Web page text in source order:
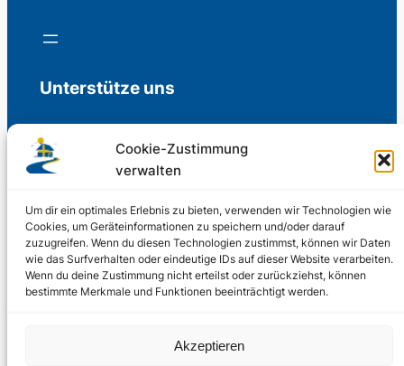
Cookie-Zustimmung
verwalten
Um dir ein optimales Erlebnis zu bieten, verwenden wir Technologien wie
Cookies, um Geräteinformationen zu speichern und/oder darauf
zuzugreifen. Wenn du diesen Technologien zustimmst, können wir Daten
wie das Surfverhalten oder eindeutige IDs auf dieser Website verarbeiten.
Wenn du deine Zustimmung nicht erteilst oder zurückziehst, können
bestimmte Merkmale und Funktionen beeinträchtigt werden.
Akzeptieren
Unterstütze uns
Freiwillige Spenden für die Aufrechterhaltung
Support us
© 2002 – 2026